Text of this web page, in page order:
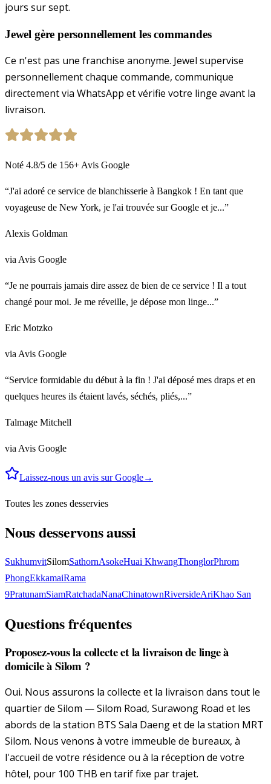
jours sur sept.
Jewel gère personnellement les commandes
Ce n'est pas une franchise anonyme. Jewel supervise
personnellement chaque commande, communique
directement via WhatsApp et vérifie votre linge avant la
livraison.
Noté 4.8/5 de 156+ Avis Google
“J'ai adoré ce service de blanchisserie à Bangkok ! En tant que
voyageuse de New York, je l'ai trouvée sur Google et je...”
Alexis Goldman
via Avis Google
“Je ne pourrais jamais dire assez de bien de ce service ! Il a tout
changé pour moi. Je me réveille, je dépose mon linge...”
Eric Motzko
via Avis Google
“Service formidable du début à la fin ! J'ai déposé mes draps et en
quelques heures ils étaient lavés, séchés, pliés,...”
Talmage Mitchell
via Avis Google
Laissez-nous un avis sur Google→
Toutes les zones desservies
Nous desservons aussi
SukhumvitSilomSathornAsokeHuai KhwangThonglorPhrom
PhongEkkamaiRama
9PratunamSiamRatchadaNanaChinatownRiversideAriKhao San
Questions fréquentes
Proposez-vous la collecte et la livraison de linge à
domicile à Silom ?
Oui. Nous assurons la collecte et la livraison dans tout le
quartier de Silom — Silom Road, Surawong Road et les
abords de la station BTS Sala Daeng et de la station MRT
Silom. Nous venons à votre immeuble de bureaux, à
l'accueil de votre résidence ou à la réception de votre
hôtel, pour 100 THB en tarif fixe par trajet.